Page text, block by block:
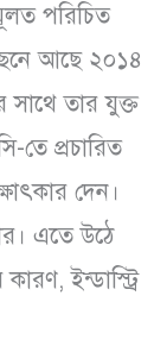
পরিচিত
আছে ২০১৪
সাথে তার যুক্ত
তে প্রচারিত
দেন।
এতে উঠে
ইন্ডাস্ট্রি